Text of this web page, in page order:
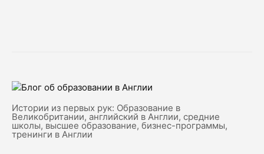
Истории из первых рук: Образование в
Великобритании, английский в Англии, средние
школы, высшее образование, бизнес-программы,
тренинги в Англии